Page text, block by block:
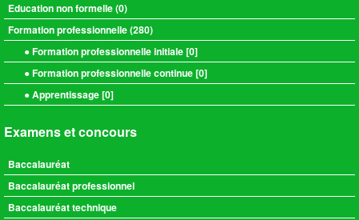
Education non formelle (0)
Formation professionnelle (280)
● Formation professionnelle initiale [0]
● Formation professionnelle continue [0]
● Apprentissage [0]
Examens et concours
Baccalauréat
Baccalauréat professionnel
Baccalauréat technique